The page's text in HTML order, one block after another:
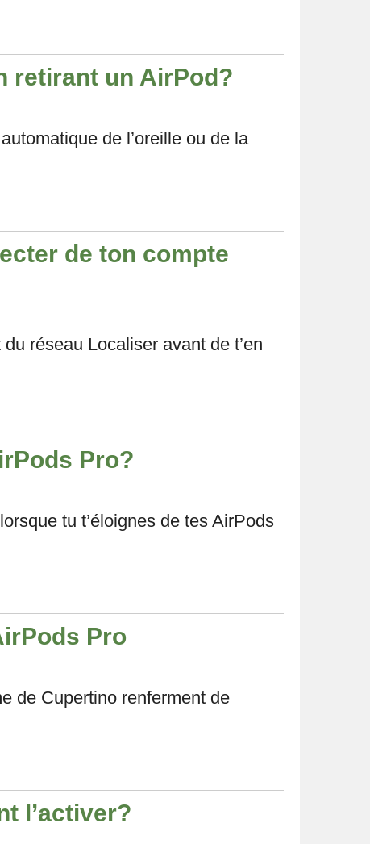
retirant un AirPod?
de l’oreille ou de la
de ton compte
réseau Localiser avant de t’en
Pro?
tu t’éloignes de tes AirPods
Pro
de Cupertino renferment de
l’activer?